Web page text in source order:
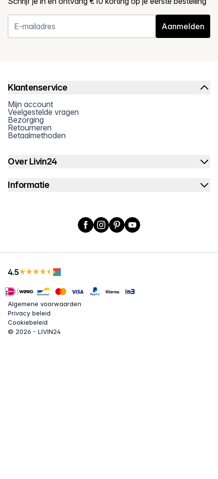
Aanmelden
Klantenservice
Mijn account
Veelgestelde vragen
Bezorging
Retourneren
Betaalmethoden
Over Livin24
Informatie
Facebook
Instagram
PinterestYouTube
4.5
Algemene voorwaarden
Privacy beleid
Cookiebeleid
© 2026 - LIVIN24